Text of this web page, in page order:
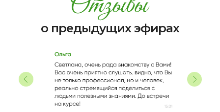
о предыдущих эфирах